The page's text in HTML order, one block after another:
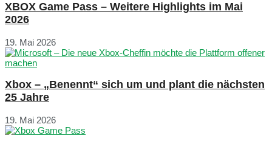
XBOX Game Pass – Weitere Highlights im Mai
2026
19. Mai 2026
Xbox – „Benennt“ sich um und plant die nächsten
25 Jahre
19. Mai 2026